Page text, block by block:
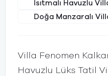
Isıtmalı Havuzlu
Doğa Manzaralı
Villa Fenomen
Havuzlu Lüks Tatil